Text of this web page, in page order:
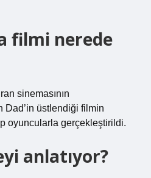
filmi nerede
sinemasının
Dad’in üstlendiği filmin
oyuncularla gerçekleştirildi.
anlatıyor?